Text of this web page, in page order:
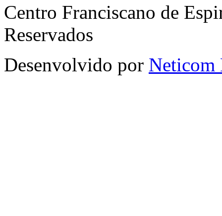
Centro Franciscano de
Reservados
Desenvolvido por Neticom